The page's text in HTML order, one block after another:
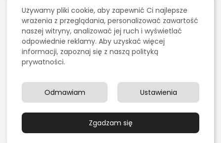
nie oznacza, że można całkowicie ignorować
bezpieczeństwo.
Dlaczego localhost jest
bezpieczniejszy?
Usługa nasłuchująca na 127.0.0.1
jest zwykle
dostępna tylko z lokalnego komputera. Osoba z
localhost , ponieważ jej localhost oznacza jej
własny komputer, nie Twój.
To bardzo ważna zasada:
Mój localhost nie jest Twoim localhostem.
Używamy pliki cookie, aby zapewnić Ci najlepsze
wrażenia z przeglądania, personalizować zawartość
naszej witryny, analizować jej ruch i wyświetlać
odpowiednie reklamy. Aby uzyskać więcej
informacji, zapoznaj się z naszą polityką
prywatności.
Zgadzam się
Ustawienia
Odmawiam